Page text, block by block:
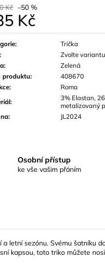
Kč –50 %
Kč
:
Trička
:
Zvolte variantu
:
Zelená
produktu:
408670
:
Roma
:
3% Elastan,
metalizovaný
: JL2024
Osobní přístup
ke vše vašim přáním
letní sezónu. Svému šatníku
kapsou, toto triko můžete